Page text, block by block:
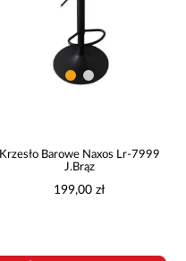
Krzesło Barowe Naxos Lr-7999
J.Brąz
199,00 zł